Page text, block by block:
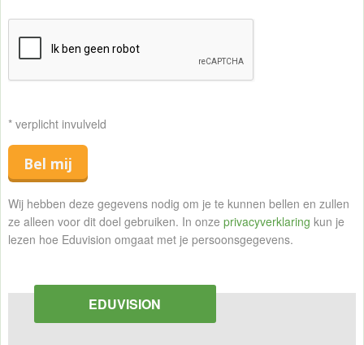
* verplicht invulveld
Bel mij
Wij hebben deze gegevens nodig om je te kunnen bellen en zullen
ze alleen voor dit doel gebruiken. In onze privacyverklaring kun je
lezen hoe Eduvision omgaat met je persoonsgegevens.
EDUVISION